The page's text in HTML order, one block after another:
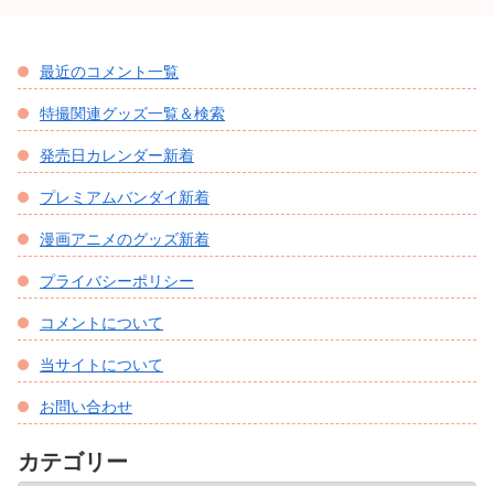
最近のコメント一覧
特撮関連グッズ一覧＆検索
発売日カレンダー新着
プレミアムバンダイ新着
漫画アニメのグッズ新着
プライバシーポリシー
コメントについて
当サイトについて
お問い合わせ
カテゴリー